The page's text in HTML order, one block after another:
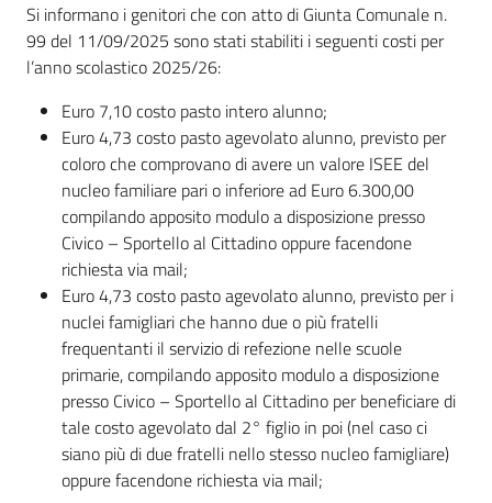
Si informano i genitori che con atto di Giunta Comunale n.
99 del 11/09/2025 sono stati stabiliti i seguenti costi per
l’anno scolastico 2025/26:
Euro 7,10 costo pasto intero alunno;
Euro 4,73 costo pasto agevolato alunno, previsto per
coloro che comprovano di avere un valore ISEE del
nucleo familiare pari o inferiore ad Euro 6.300,00
compilando apposito modulo a disposizione presso
Civico – Sportello al Cittadino oppure facendone
richiesta via mail;
Euro 4,73 costo pasto agevolato alunno, previsto per i
nuclei famigliari che hanno due o più fratelli
frequentanti il servizio di refezione nelle scuole
primarie, compilando apposito modulo a disposizione
presso Civico – Sportello al Cittadino per beneficiare di
tale costo agevolato dal 2° figlio in poi (nel caso ci
siano più di due fratelli nello stesso nucleo famigliare)
oppure facendone richiesta via mail;